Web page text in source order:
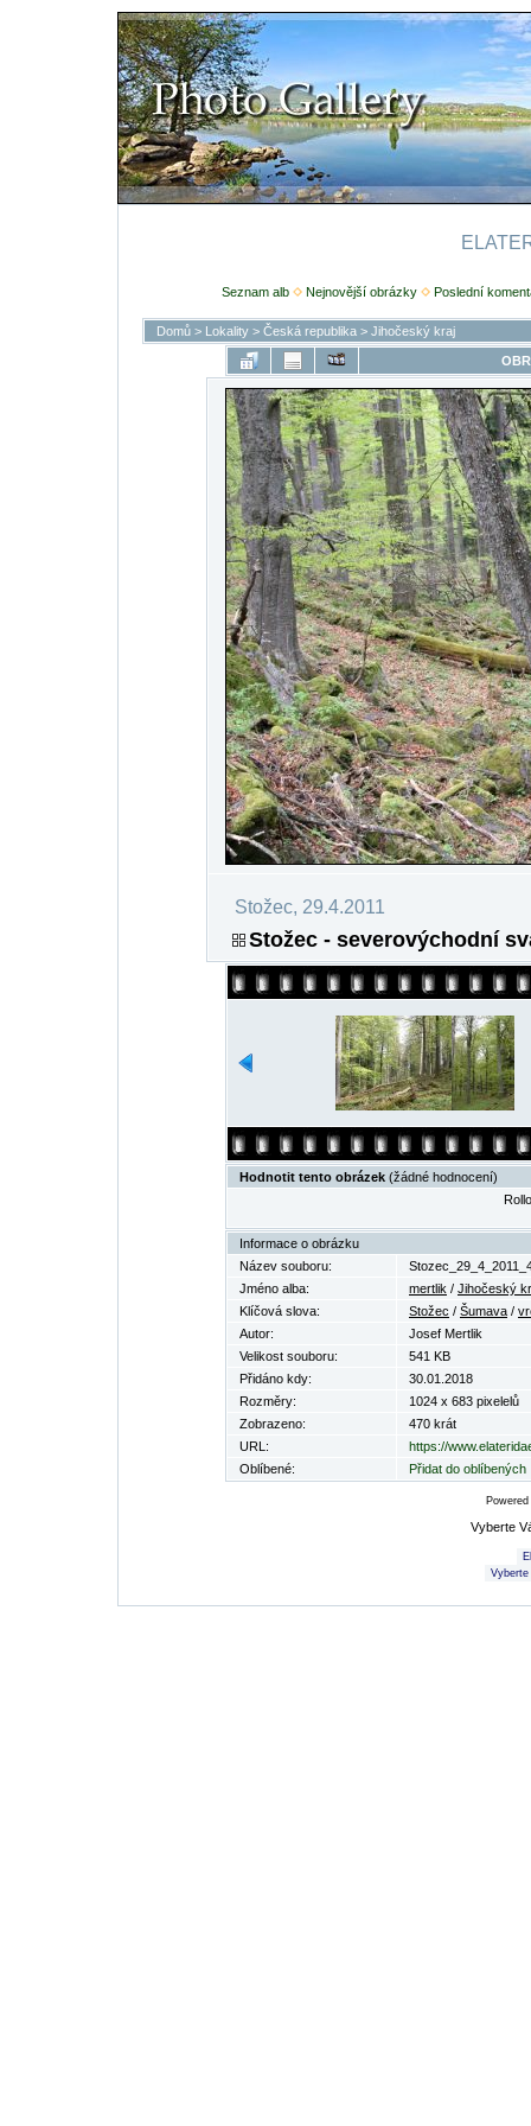
Seznam alb Nejnovější obrázky Poslední
Domů> Lokality> Česká republika> Jihočeský kraj
Stožec, 29.4.2011
Stožec - severovýchodní
Hodnotit tento obrázek (žádné hodnocení)
Informace o obrázku
Název souboru:
Jméno alba:
mertlik / Jihočeský
Klíčová slova:
Stožec / Šumava /
Autor:
Josef Mertlik
Velikost souboru:
541 KB
Přidáno kdy:
30.01.2018
Rozměry:
1024 x 683 pixelelů
Zobrazeno:
470 krát
URL:
https://
Oblíbené:
Přidat do oblíbených
Vyberte